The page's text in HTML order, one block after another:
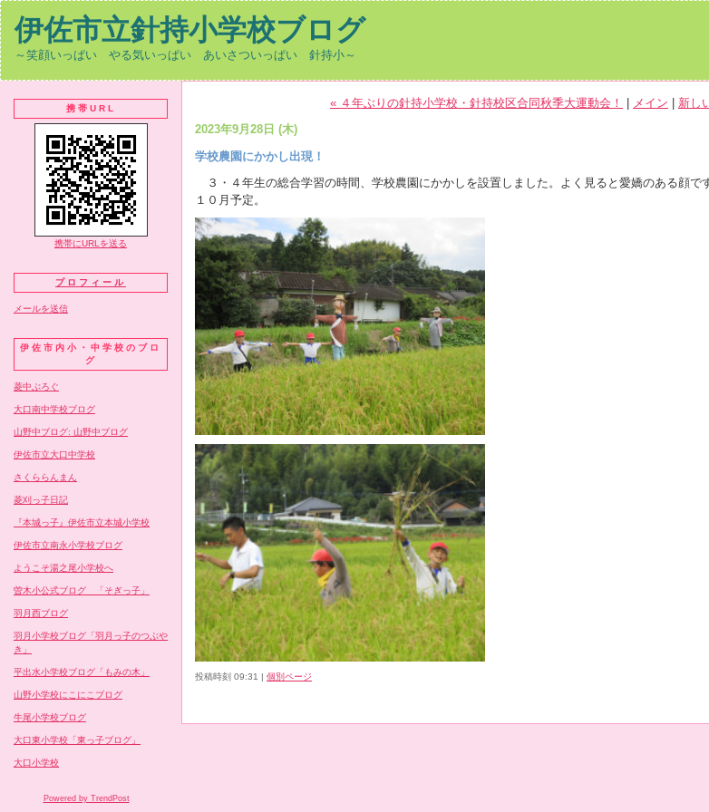
伊佐市立針持小学校ブログ
～笑顔いっぱい やる気いっぱい あいさついっぱい 針持小～
携帯URL
携帯にURLを送る
プロフィール
メールを送信
伊佐市内小・中学校のブロ
グ
菱中ぶろぐ
大口南中学校ブログ
山野中ブログ: 山野中ブログ
伊佐市立大口中学校
さくららんまん
菱刈っ子日記
『本城っ子』伊佐市立本城小学校
伊佐市立南永小学校ブログ
ようこそ湯之尾小学校へ
曽木小公式ブログ 「そぎっ子」
羽月西ブログ
羽月小学校ブログ「羽月っ子のつぶや
き」
平出水小学校ブログ「もみの木」
山野小学校にこにこブログ
牛尾小学校ブログ
大口東小学校「東っ子ブログ」
大口小学校
Powered by TrendPost
« ４年ぶりの針持小学校・針持校区合同秋季大運動会！ メイン
新し
2023年9月28日 (木)
学校農園にかかし出現！
３・４年生の総合学習の時間、学校農園にかかしを設置しました。よく見ると愛嬌のある顔で
１０月予定。
投稿時刻 09:31 | 個別ページ